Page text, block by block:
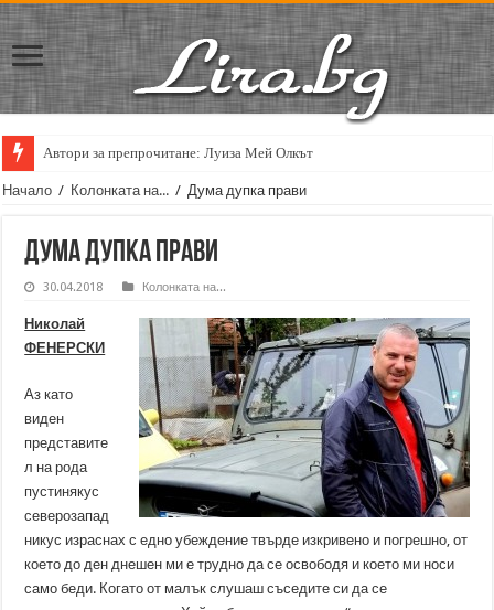
Автори за препрочитане: Луиза Мей Олкът
Кирил Кадийски: „Плачът на големия поет винаги е и сила, и
Начало / Колонката на... / Дума дупка прави
Дума дупка прави
30.04.2018 Колонката на...
Николай
ФЕНЕРСКИ
Аз като
виден
представите
л на рода
пустинякус
северозапад
никус израснах с едно убеждение твърде изкривено и погрешно, от
което до ден днешен ми е трудно да се освободя и което ми носи
само беди. Когато от малък слушаш съседите си да се